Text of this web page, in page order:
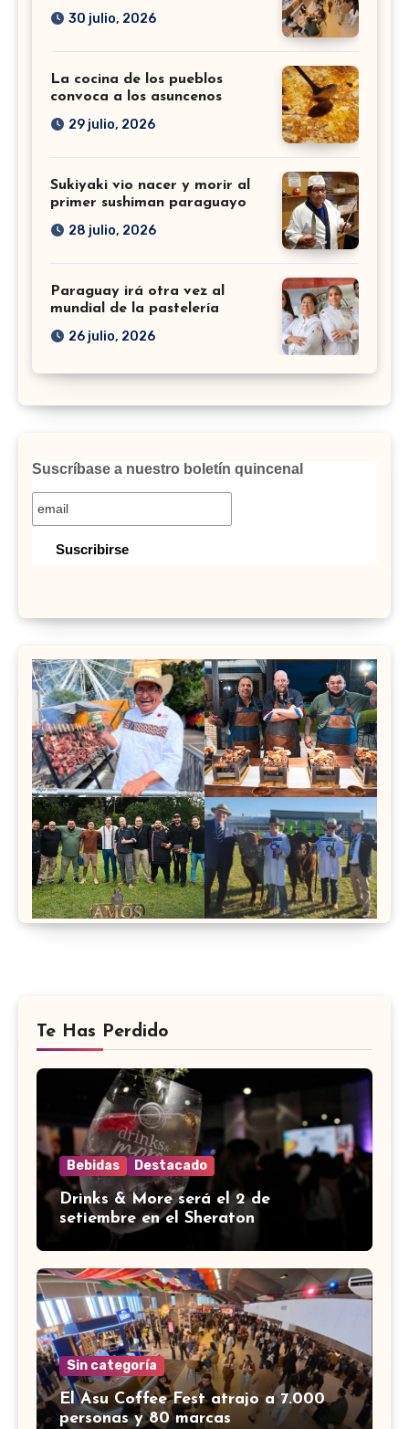
30 julio, 2026
La cocina de los pueblos
convoca a los asuncenos
29 julio, 2026
Sukiyaki vio nacer y morir al
primer sushiman paraguayo
28 julio, 2026
Paraguay irá otra vez al
mundial de la pastelería
26 julio, 2026
Suscríbase a nuestro boletín quincenal
Te Has Perdido
Bebidas Destacado
Drinks & More será el 2 de
setiembre en el Sheraton
Sin categoría
El Asu Coffee Fest atrajo a 7.000
personas y 80 marcas